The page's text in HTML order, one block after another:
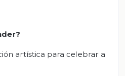
artística para celebrar a